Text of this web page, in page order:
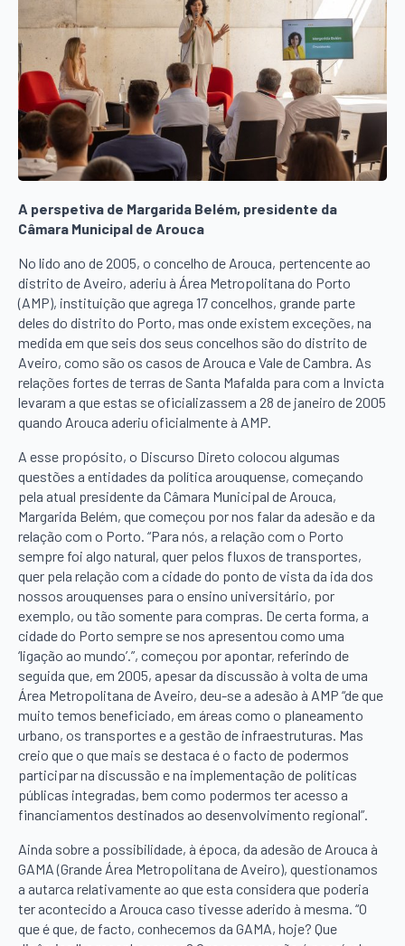
A perspetiva de Margarida Belém, presidente da
Câmara Municipal de Arouca
No lido ano de 2005, o concelho de Arouca, pertencente ao
distrito de Aveiro, aderiu à Área Metropolitana do Porto
(AMP), instituição que agrega 17 concelhos, grande parte
deles do distrito do Porto, mas onde existem exceções, na
medida em que seis dos seus concelhos são do distrito de
Aveiro, como são os casos de Arouca e Vale de Cambra. As
relações fortes de terras de Santa Mafalda para com a Invicta
levaram a que estas se oficializassem a 28 de janeiro de 2005
quando Arouca aderiu oficialmente à AMP.
A esse propósito, o Discurso Direto colocou algumas
questões a entidades da política arouquense, começando
pela atual presidente da Câmara Municipal de Arouca,
Margarida Belém, que começou por nos falar da adesão e da
relação com o Porto. “Para nós, a relação com o Porto
sempre foi algo natural, quer pelos fluxos de transportes,
quer pela relação com a cidade do ponto de vista da ida dos
nossos arouquenses para o ensino universitário, por
exemplo, ou tão somente para compras. De certa forma, a
cidade do Porto sempre se nos apresentou como uma
‘ligação ao mundo’.”, começou por apontar, referindo de
seguida que, em 2005, apesar da discussão à volta de uma
Área Metropolitana de Aveiro, deu-se a adesão à AMP “de que
muito temos beneficiado, em áreas como o planeamento
urbano, os transportes e a gestão de infraestruturas. Mas
creio que o que mais se destaca é o facto de podermos
participar na discussão e na implementação de políticas
públicas integradas, bem como podermos ter acesso a
financiamentos destinados ao desenvolvimento regional”.
Ainda sobre a possibilidade, à época, da adesão de Arouca à
GAMA (Grande Área Metropolitana de Aveiro), questionamos
a autarca relativamente ao que esta considera que poderia
ter acontecido a Arouca caso tivesse aderido à mesma. “O
que é que, de facto, conhecemos da GAMA, hoje? Que